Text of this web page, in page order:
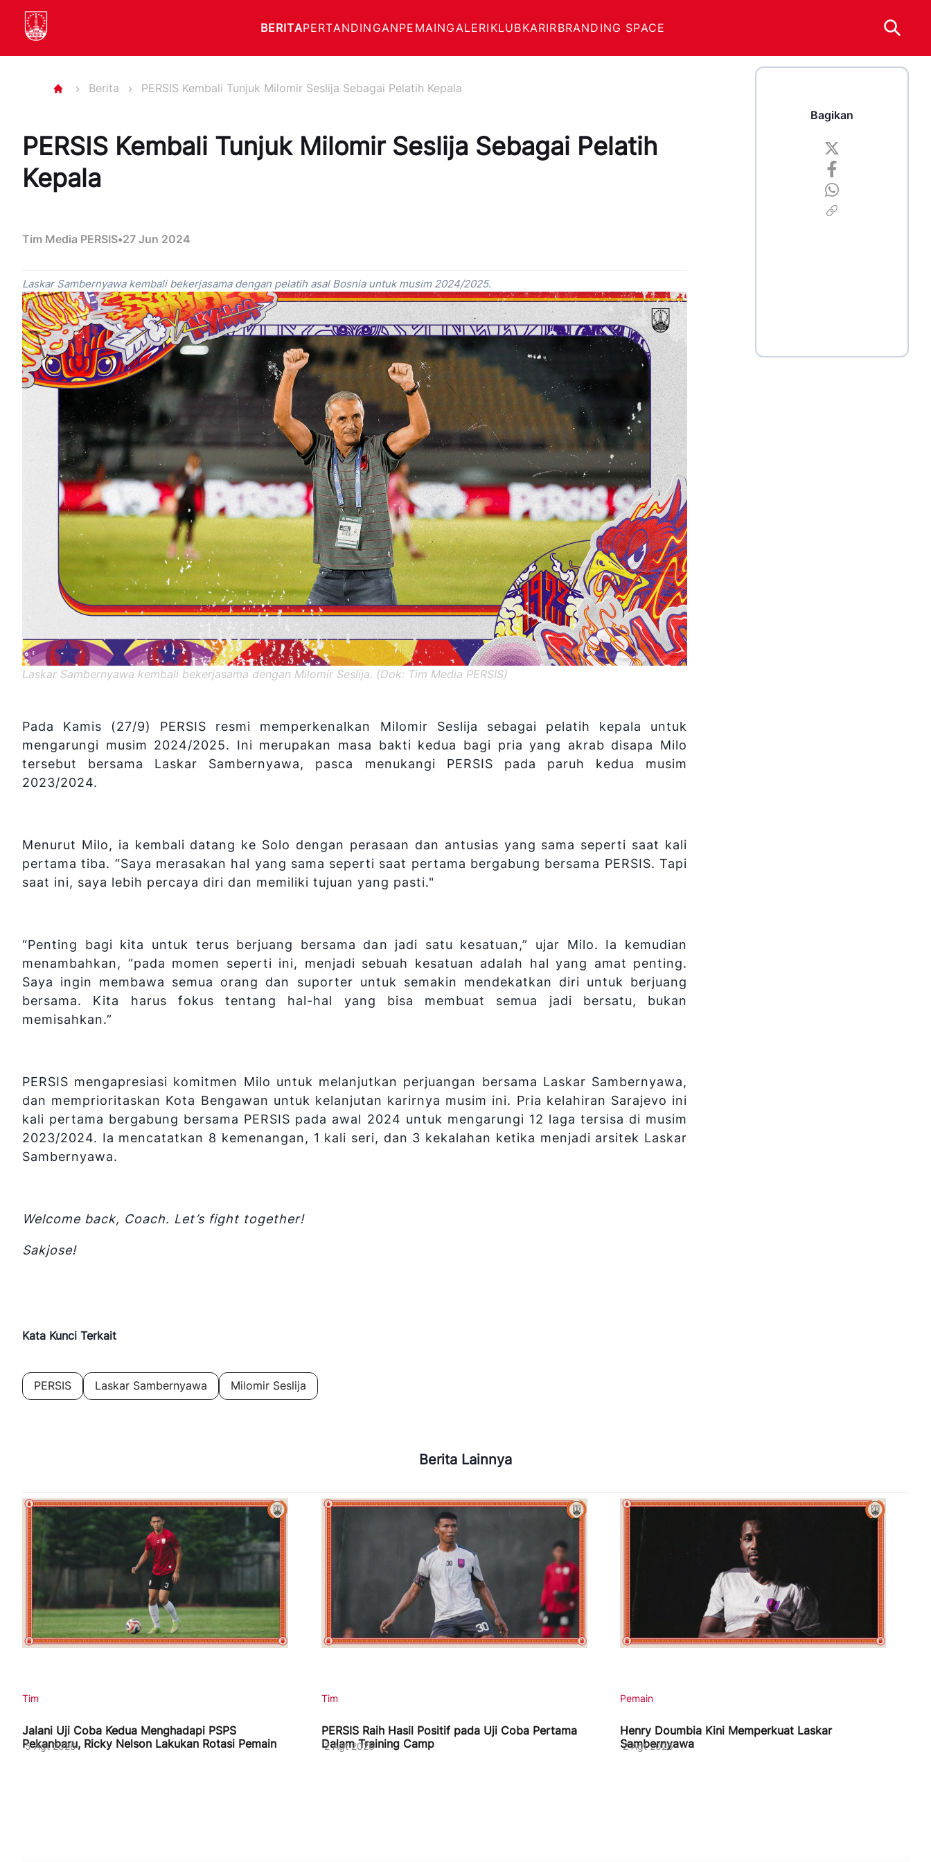
BERITAPERTANDINGANPEMAINGALERI KLUBKARIRBRANDING SPACE
Berita PERSIS Kembali Tunjuk Milomir Seslija Sebagai Pelatih Kepala
PERSIS Kembali Tunjuk Milomir Seslija Sebagai Pelatih
Kepala
Tim Media PERSIS•27 Jun 2024
Laskar Sambernyawa kembali bekerjasama dengan pelatih asal Bosnia untuk musim 2024/2025.
Laskar Sambernyawa kembali bekerjasama dengan Milomir Seslija. (Dok: Tim Media PERSIS)
Pada Kamis (27/9) PERSIS resmi memperkenalkan Milomir Seslija sebagai pelatih kepala untuk
mengarungi musim 2024/2025. Ini merupakan masa bakti kedua bagi pria yang akrab disapa Milo
tersebut bersama Laskar Sambernyawa, pasca menukangi PERSIS pada paruh kedua musim
2023/2024.
Menurut Milo, ia kembali datang ke Solo dengan perasaan dan antusias yang sama seperti saat kali
pertama tiba. “Saya merasakan hal yang sama seperti saat pertama bergabung bersama PERSIS. Tapi
saat ini, saya lebih percaya diri dan memiliki tujuan yang pasti."
“Penting bagi kita untuk terus berjuang bersama dan jadi satu kesatuan,” ujar Milo. Ia kemudian
menambahkan, “pada momen seperti ini, menjadi sebuah kesatuan adalah hal yang amat penting.
Saya ingin membawa semua orang dan suporter untuk semakin mendekatkan diri untuk berjuang
bersama. Kita harus fokus tentang hal-hal yang bisa membuat semua jadi bersatu, bukan
memisahkan.”
PERSIS mengapresiasi komitmen Milo untuk melanjutkan perjuangan bersama Laskar Sambernyawa,
dan memprioritaskan Kota Bengawan untuk kelanjutan karirnya musim ini. Pria kelahiran Sarajevo ini
kali pertama bergabung bersama PERSIS pada awal 2024 untuk mengarungi 12 laga tersisa di musim
2023/2024. Ia mencatatkan 8 kemenangan, 1 kali seri, dan 3 kekalahan ketika menjadi arsitek Laskar
Sambernyawa.
Welcome back, Coach. Let’s fight together!
Sakjose!
Kata Kunci Terkait
PERSIS Laskar Sambernyawa Milomir Seslija
Bagikan
Berita Lainnya
Tim
Jalani Uji Coba Kedua Menghadapi PSPS
Pekanbaru, Ricky Nelson Lakukan Rotasi Pemain
5 Agt 2026
Tim
PERSIS Raih Hasil Positif pada Uji Coba Pertama
Dalam Training Camp
2 Agt 2026
Pemain
Henry Doumbia Kini Memperkuat Laskar
Sambernyawa
2 Agt 2026